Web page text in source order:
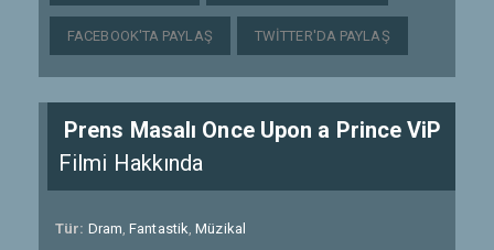
FACEBOOK'TA PAYLAŞ TWITTER'DA PAYLAŞ
Prens Masalı Once Upon a Prince ViP
Filmi Hakkında
Tür: Dram,Fantastik,Müzikal